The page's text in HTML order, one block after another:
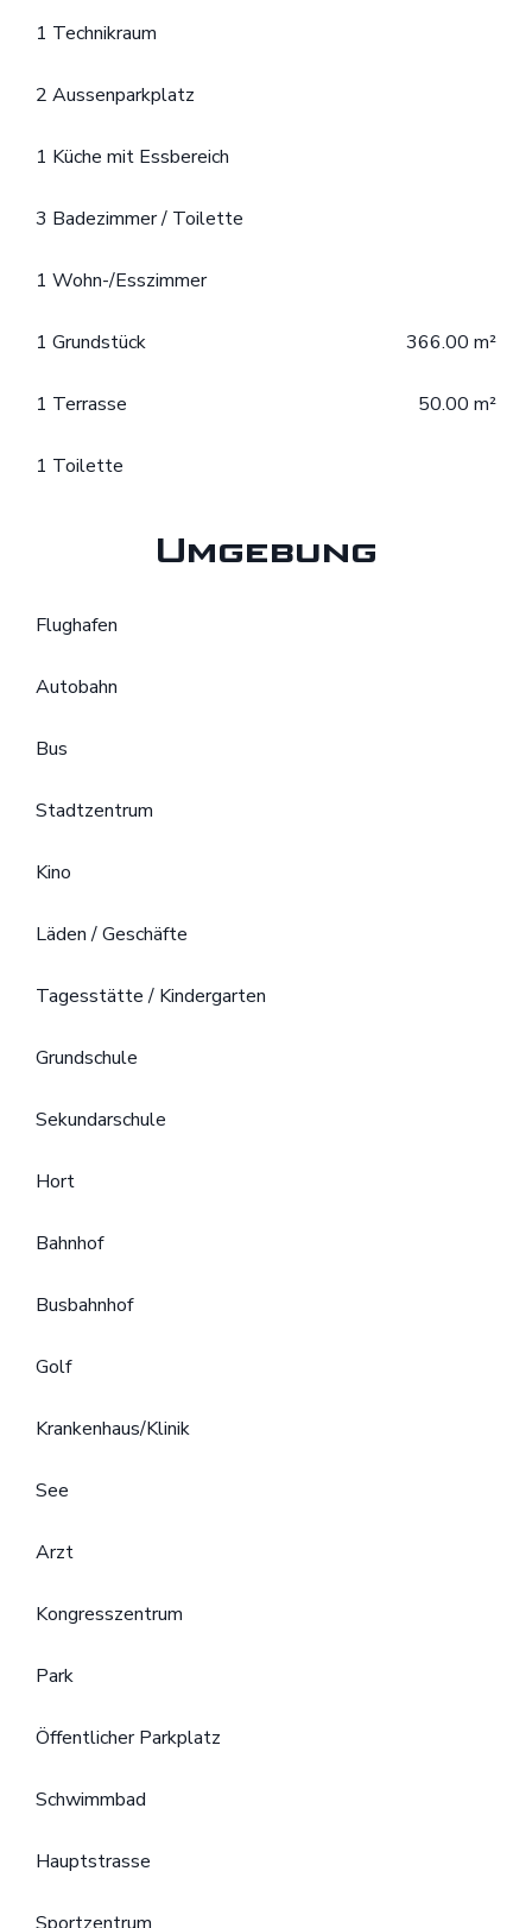
1 Technikraum
2 Aussenparkplatz
1 Küche mit Essbereich
3 Badezimmer / Toilette
1 Wohn-/Esszimmer
1 Grundstück 366.00 m²
1 Terrasse 50.00 m²
1 Toilette
Umgebung
Flughafen
Autobahn
Bus
Stadtzentrum
Kino
Läden / Geschäfte
Tagesstätte / Kindergarten
Grundschule
Sekundarschule
Hort
Bahnhof
Busbahnhof
Golf
Krankenhaus/Klinik
See
Arzt
Kongresszentrum
Park
Öffentlicher Parkplatz
Schwimmbad
Hauptstrasse